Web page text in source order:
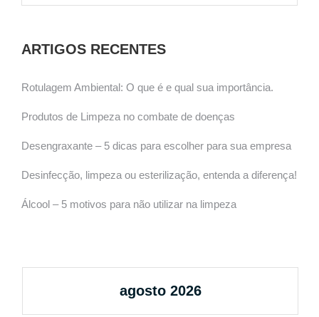
ARTIGOS RECENTES
Rotulagem Ambiental: O que é e qual sua importância.
Produtos de Limpeza no combate de doenças
Desengraxante – 5 dicas para escolher para sua empresa
Desinfecção, limpeza ou esterilização, entenda a diferença!
Álcool – 5 motivos para não utilizar na limpeza
agosto 2026